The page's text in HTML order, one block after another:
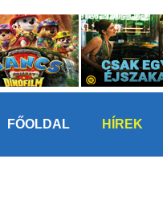
FŐOLDAL HÍREK